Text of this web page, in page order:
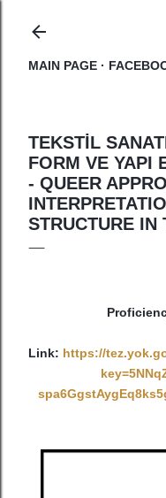
MAIN PAGE
TEKSTİL
FORM VE YAPI
- QUEER
STRUCTURE IN
Link: https://